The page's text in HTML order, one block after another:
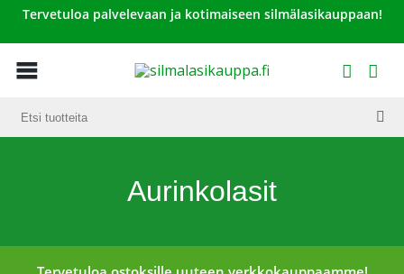
Tervetuloa palvelevaan ja kotimaiseen silmälasikauppaan!
Aurinkolasit